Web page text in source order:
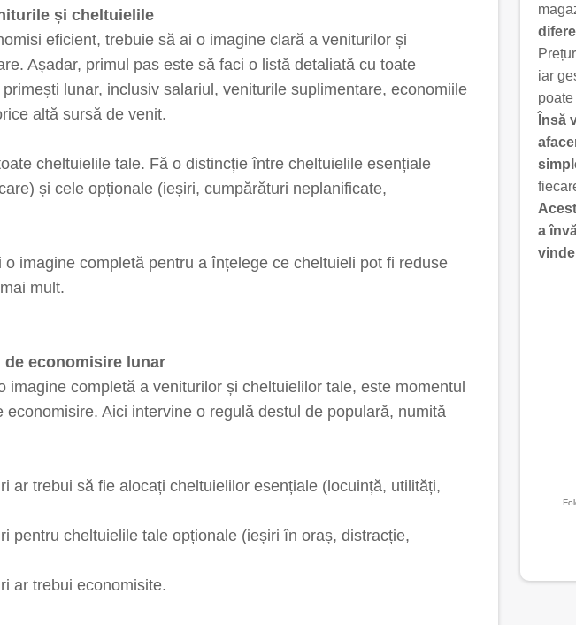
și cheltuielile
eficient, trebuie să ai o imagine clară a veniturilor și
Așadar, primul pas este să faci o listă detaliată cu toate
lunar, inclusiv salariul, veniturile suplimentare, economiile
altă sursă de venit.
cheltuielile tale. Fă o distincție între cheltuielile esențiale
și cele opționale (ieșiri, cumpărături neplanificate,
o imagine completă pentru a înțelege ce cheltuieli pot fi reduse
mult.
de economisire lunar
imagine completă a veniturilor și cheltuielilor tale, este momentul
economisire. Aici intervine o regulă destul de populară, numită
ar trebui să fie alocați cheltuielilor esențiale (locuință, utilități,
pentru cheltuielile tale opționale (ieșiri în oraș, distracție,
ar trebui economisite.
iar
Însă
a